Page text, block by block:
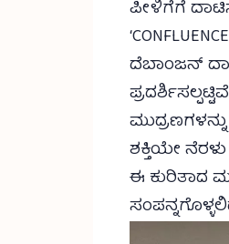
ಪೀಳಿಗೆಗೆ
ದೆಬಾಂಜನ್
ಶಕ್ತಿಯೇ
ಈ ಕುರಿತಾದ